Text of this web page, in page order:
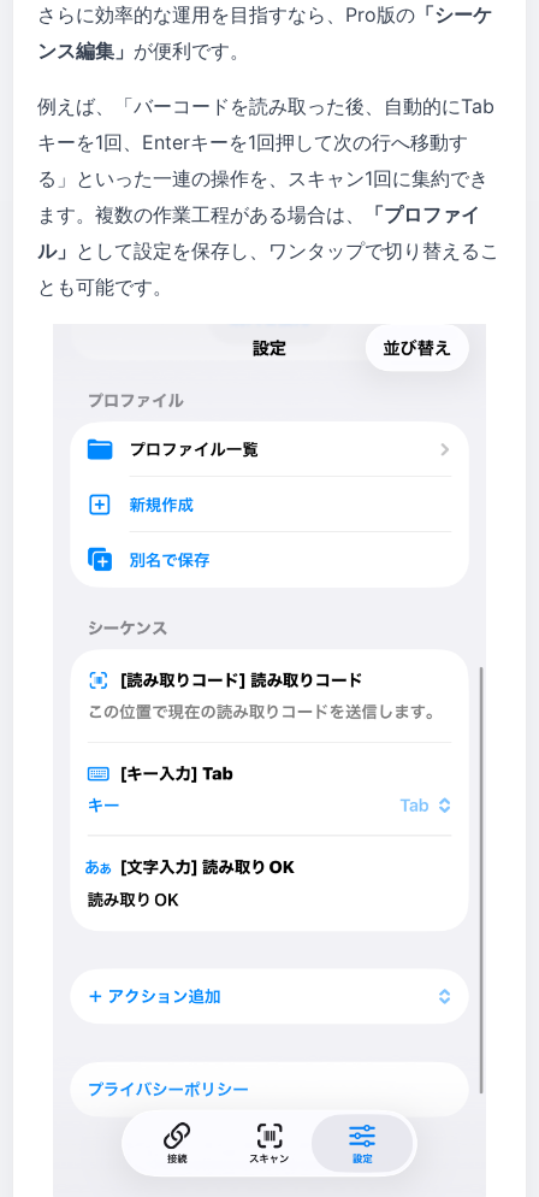
さらに効率的な運用を目指すなら、Pro版の 「シーケ
ンス編集」 が便利です。
例えば、「バーコードを読み取った後、自動的にTab
キーを1回、Enterキーを1回押して次の行へ移動す
る」といった一連の操作を、スキャン1回に集約でき
ます。複数の作業工程がある場合は、
「プロファイ
ル」 として設定を保存し、ワンタップで切り替えるこ
とも可能です。